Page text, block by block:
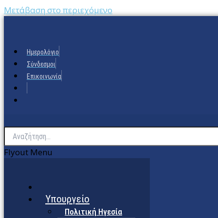
Μετάβαση στο περιεχόμενο
Ημερολόγιο
Σύνδεσμοι
Επικοινωνία
Flyout Menu
Υπουργείο
Πολιτική Ηγεσία